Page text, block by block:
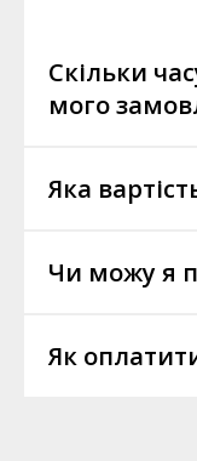
Скільки
мого
Яка
Чи можу я
Як